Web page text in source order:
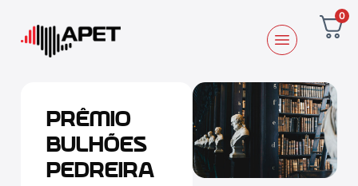
0
PRÊMIO
BULHÕES
PEDREIRA